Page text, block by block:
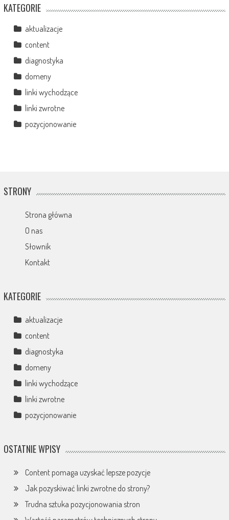
KATEGORIE
aktualizacje
content
diagnostyka
domeny
linki wychodzące
linki zwrotne
pozycjonowanie
STRONY
Strona główna
O nas
Słownik
Kontakt
KATEGORIE
aktualizacje
content
diagnostyka
domeny
linki wychodzące
linki zwrotne
pozycjonowanie
OSTATNIE WPISY
Content pomaga uzyskać lepsze pozycje
Jak pozyskiwać linki zwrotne do strony?
Trudna sztuka pozycjonowania stron